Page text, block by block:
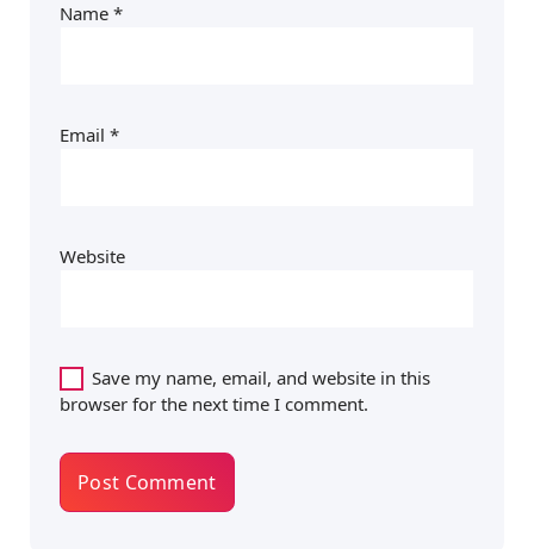
Name *
Email *
Website
Save my name, email, and website in this
browser for the next time I comment.